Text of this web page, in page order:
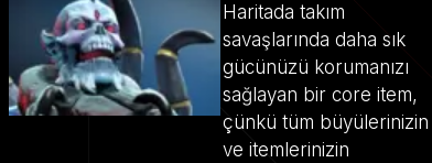
Haritada takım
savaşlarında daha sık
gücünüzü korumanızı
sağlayan bir core item,
çünkü tüm büyülerinizin
ve itemlerinizin